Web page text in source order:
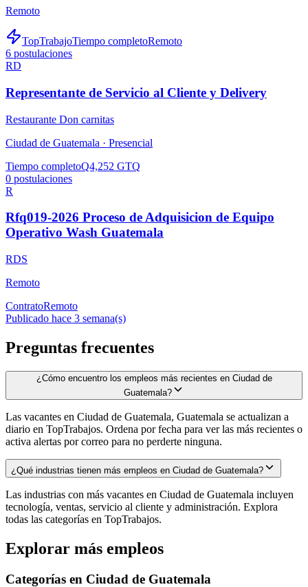
Remoto
TopTrabajoTiempo completoRemoto
6 postulaciones
RD
Representante de Servicio al Cliente y Delivery
Restaurante Don carnitas
Ciudad de Guatemala · Presencial
Tiempo completoQ4,252 GTQ
0 postulaciones
R
Rfq019-2026 Proceso de Adquisicion de Equipo
Operativo Wash Guatemala
RDS
Remoto
ContratoRemoto
Publicado hace 3 semana(s)
Preguntas frecuentes
¿Cómo encuentro los empleos más recientes en Ciudad de
Guatemala?
Las vacantes en Ciudad de Guatemala, Guatemala se actualizan a
diario en TopTrabajos. Ordena por fecha para ver las más recientes o
activa alertas por correo para no perderte ninguna.
¿Qué industrias tienen más empleos en Ciudad de Guatemala?
Las industrias con más vacantes en Ciudad de Guatemala incluyen
tecnología, ventas, servicio al cliente y administración. Explora
todas las categorías en TopTrabajos.
Explorar más empleos
Categorías en Ciudad de Guatemala